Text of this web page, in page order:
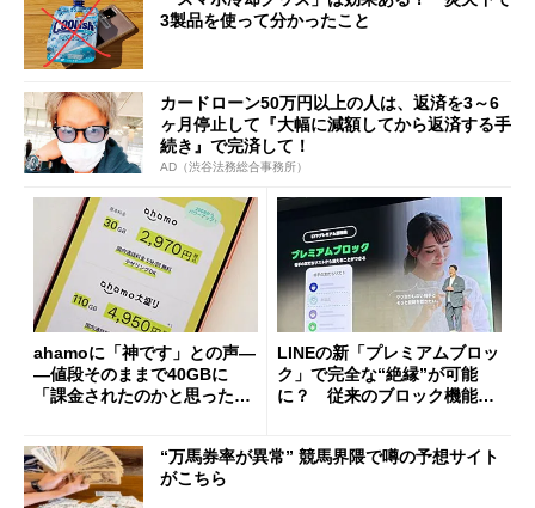
3製品を使って分かったこと
カードローン50万円以上の人は、返済を3～6
ヶ月停止して『大幅に減額してから返済する手
続き』で完済して！
AD（渋谷法務総合事務所）
ahamoに「神です」との声―
―値段そのままで40GBに
「課金されたのかと思った」
LINEの新「プレミアムブロッ
ク」で完全な“絶縁”が可能
に？ 従来のブロック機能と
“万馬券率が異常” 競馬界隈で噂の予想サイト
がこちら